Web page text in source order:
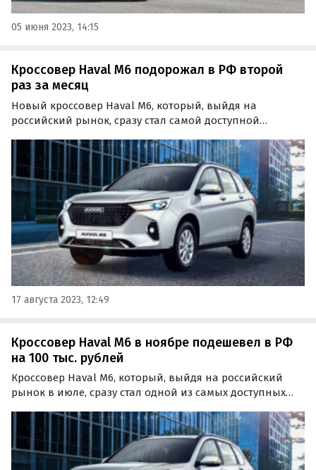
05 июня 2023, 14:15
Кроссовер Haval M6 подорожал в РФ второй
раз за месяц
Новый кроссовер Haval M6, который, выйдя на
российский рынок, сразу стал самой доступной
раз за месяц.
17 августа 2023, 12:49
Кроссовер Haval M6 в ноябре подешевел в РФ
на 100 тыс. рублей
Кроссовер Haval M6, который, выйдя на российский
рынок в июле, сразу стал одной из самых доступных
начал давать на него «прямую выгоду» в 100 тыс.
рублей, сообщает портал «Автоновости дня» Согласно…